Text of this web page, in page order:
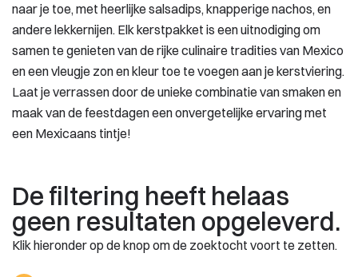
naar je toe, met heerlijke salsadips, knapperige nachos, en
andere lekkernijen. Elk kerstpakket is een uitnodiging om
samen te genieten van de rijke culinaire tradities van Mexico
en een vleugje zon en kleur toe te voegen aan je kerstviering.
Laat je verrassen door de unieke combinatie van smaken en
maak van de feestdagen een onvergetelijke ervaring met
een Mexicaans tintje!
De filtering heeft helaas
geen resultaten opgeleverd.
Klik hieronder op de knop om de zoektocht voort te zetten.